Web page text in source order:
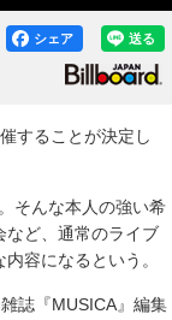
送る
シェア
することが決定し
そんな本人の強い希
など、通常のライブ
容になるという。
誌『MUSICA』編集